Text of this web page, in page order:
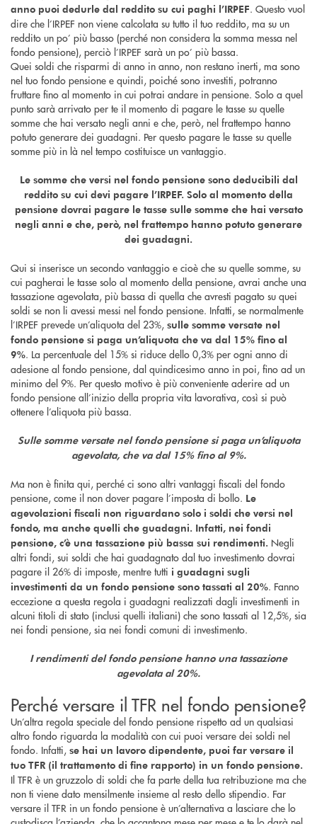
anno puoi dedurle dal reddito su cui paghi l’IRPEF. Questo vuol
dire che l’IRPEF non viene calcolata su tutto il tuo reddito, ma su un
reddito un po’ più basso (perché non considera la somma messa nel
fondo pensione), perciò l’IRPEF sarà un po’ più bassa.
Quei soldi che risparmi di anno in anno, non restano inerti, ma sono
nel tuo fondo pensione e quindi, poiché sono investiti, potranno
fruttare fino al momento in cui potrai andare in pensione. Solo a quel
punto sarà arrivato per te il momento di pagare le tasse su quelle
somme che hai versato negli anni e che, però, nel frattempo hanno
potuto generare dei guadagni. Per questo pagare le tasse su quelle
somme più in là nel tempo costituisce un vantaggio.
Le somme che versi nel fondo pensione sono deducibili dal
reddito su cui devi pagare l’IRPEF. Solo al momento della
pensione dovrai pagare le tasse sulle somme che hai versato
negli anni e che, però, nel frattempo hanno potuto generare
dei guadagni.
Qui si inserisce un secondo vantaggio e cioè che su quelle somme, su
cui pagherai le tasse solo al momento della pensione, avrai anche una
tassazione agevolata, più bassa di quella che avresti pagato su quei
soldi se non li avessi messi nel fondo pensione. Infatti, se normalmente
l’IRPEF prevede un’aliquota del 23%, sulle somme versate nel
fondo pensione si paga un’aliquota che va dal 15% fino al
9%. La percentuale del 15% si riduce dello 0,3% per ogni anno di
adesione al fondo pensione, dal quindicesimo anno in poi, fino ad un
minimo del 9%. Per questo motivo è più conveniente aderire ad un
fondo pensione all’inizio della propria vita lavorativa, così si può
ottenere l’aliquota più bassa.
Sulle somme versate nel fondo pensione si paga un’aliquota
agevolata, che va dal 15% fino al 9%.
Ma non è finita qui, perché ci sono altri vantaggi fiscali del fondo
pensione, come il non dover pagare l’imposta di bollo. Le
agevolazioni fiscali non riguardano solo i soldi che versi nel
fondo, ma anche quelli che guadagni. Infatti, nei fondi
pensione, c’è una tassazione più bassa sui rendimenti. Negli
altri fondi, sui soldi che hai guadagnato dal tuo investimento dovrai
pagare il 26% di imposte, mentre tutti i guadagni sugli
investimenti da un fondo pensione sono tassati al 20%. Fanno
eccezione a questa regola i guadagni realizzati dagli investimenti in
alcuni titoli di stato (inclusi quelli italiani) che sono tassati al 12,5%, sia
nei fondi pensione, sia nei fondi comuni di investimento.
I rendimenti del fondo pensione hanno una tassazione
agevolata al 20%.
Perché versare il TFR nel fondo pensione?
Un’altra regola speciale del fondo pensione rispetto ad un qualsiasi
altro fondo riguarda la modalità con cui puoi versare dei soldi nel
fondo. Infatti, se hai un lavoro dipendente, puoi far versare il
tuo TFR (il trattamento di fine rapporto) in un fondo pensione.
Il TFR è un gruzzolo di soldi che fa parte della tua retribuzione ma che
non ti viene dato mensilmente insieme al resto dello stipendio. Far
versare il TFR in un fondo pensione è un’alternativa a lasciare che lo